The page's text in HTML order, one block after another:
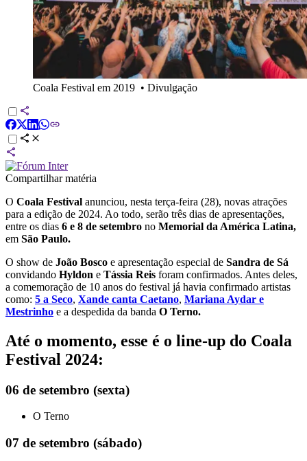
Coala Festival em 2019 • Divulgação
Compartilhar matéria
O Coala Festival anunciou, nesta terça-feira (28), novas atrações
para a edição de 2024. Ao todo, serão três dias de apresentações,
entre os dias 6 e 8 de setembro no Memorial da América Latina,
em São Paulo.
O show de João Bosco e apresentação especial de Sandra de Sá
convidando Hyldon e Tássia Reis foram confirmados. Antes deles,
a comemoração de 10 anos do festival já havia confirmado artistas
como: 5 a Seco, Xande canta Caetano, Mariana Aydar e
Mestrinho e a despedida da banda O Terno.
Até o momento, esse é o line-up do Coala
Festival 2024:
06 de setembro (sexta)
O Terno
07 de setembro (sábado)